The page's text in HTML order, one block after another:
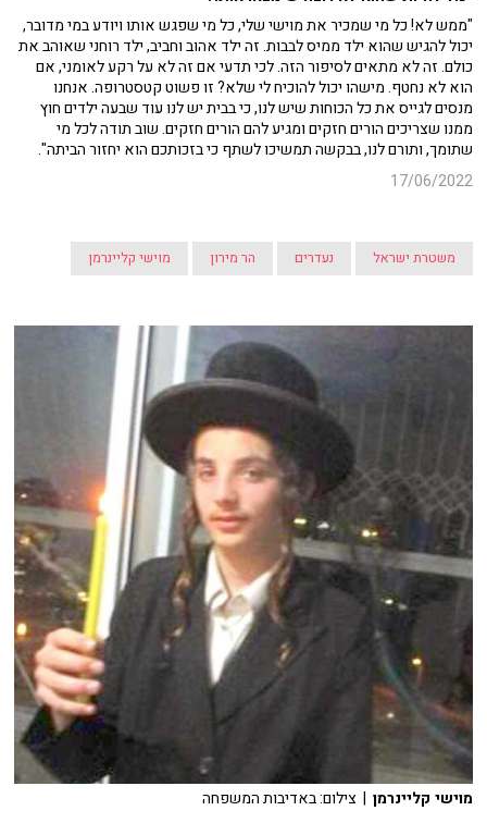
"ממש לא! כל מי שמכיר את מוישי שלי, כל מי שפגש אותו ויודע במי מדובר,
יכול להגיש שהוא ילד ממיס לבבות. זה ילד אהוב וחביב, ילד רוחני שאוהב את
כולם. זה לא מתאים לסיפור הזה. לכי תדעי אם זה לא על רקע לאומני, אם
הוא לא נחטף. מישהו יכול להוכיח לי שלא? זו פשוט קטסטרופה. אנחנו
מנסים לגייס את כל הכוחות שיש לנו, כי בבית יש לנו עוד שבעה ילדים חוץ
ממנו שצריכים הורים חזקים ומגיע להם הורים חזקים. שוב תודה לכל מי
שתומך, ותורם לנו, בבקשה תמשיכו לשתף כי בזכותכם הוא יחזור הביתה".
17/06/2022
משטרת ישראל נעדרים הר מירון מוישי קליינרמן
מוישי קליינרמן | צילום: באדיבות המשפחה